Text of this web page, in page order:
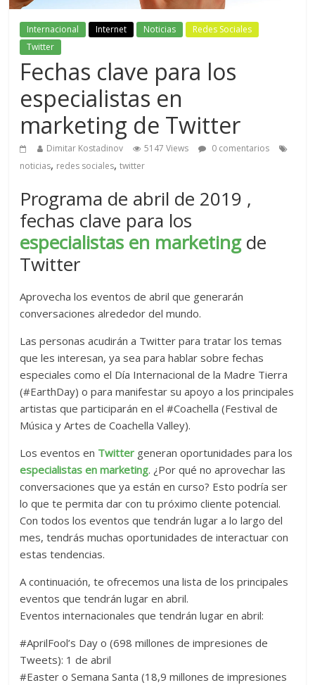
Internacional Internet Noticias
Redes Sociales
Twitter
Fechas clave para los
especialistas en
marketing de Twitter
Dimitar Kostadinov 5147 Views
0 comentarios
noticias, redes sociales,twitter
Programa de abril de 2019 ,
fechas clave para los
especialistas en marketingde
Twitter
Aprovecha los eventos de abril que generarán
conversaciones alrededor del mundo.
Las personas acudirán a Twitter para tratar los temas
que les interesan, ya sea para hablar sobre fechas
especiales como el Día Internacional de la Madre Tierra
(#EarthDay) o para manifestar su apoyo a los principales
artistas que participarán en el #Coachella (Festival de
Música y Artes de Coachella Valley).
Los eventos en Twitter generan oportunidades para los
especialistas en marketing. ¿Por qué no aprovechar las
conversaciones que ya están en curso? Esto podría ser
lo que te permita dar con tu próximo cliente potencial.
Con todos los eventos que tendrán lugar a lo largo del
mes, tendrás muchas oportunidades de interactuar con
estas tendencias.
A continuación, te ofrecemos una lista de los principales
eventos que tendrán lugar en abril.
Eventos internacionales que tendrán lugar en abril:
#AprilFool’s Day o (698 millones de impresiones de
Tweets): 1 de abril
#Easter o Semana Santa (18,9 millones de impresiones